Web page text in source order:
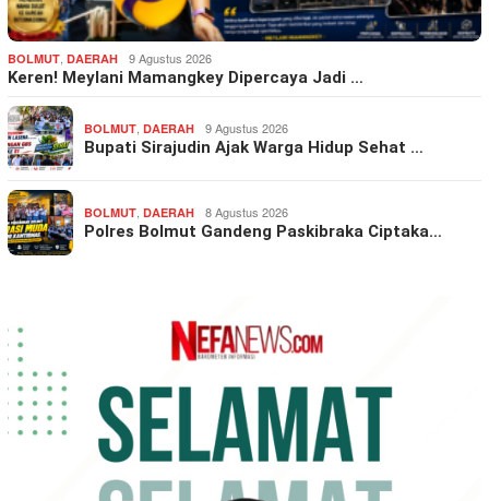
BOLMUT, DAERAH 9 Agustus 2026
Keren! Meylani Mamangkey Dipercaya Jadi …
BOLMUT, DAERAH 9 Agustus 2026
Bupati Sirajudin Ajak Warga Hidup Sehat …
BOLMUT, DAERAH 8 Agustus 2026
Polres Bolmut Gandeng Paskibraka Ciptaka…